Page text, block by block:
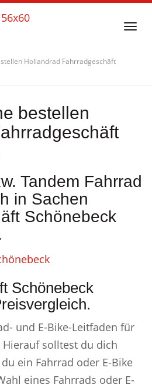
Hollandrad Fahrradgeschäft
bestellen
Tandem Fahrrad
in Sachen
Schönebeck
Schönebeck
und E-Bike-Leitfaden für
solltest du dich
ein Fahrrad oder E-Bike
eines Fahrrads oder E-